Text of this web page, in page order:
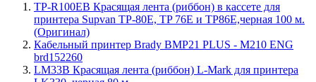
TP-R100EB Красящая лента (риббон) в кассете для
принтера Supvan TP-80E, TP 76E и TP86E,черная 100 м.
(Оригинал)
Кабельный принтер Brady BMP21 PLUS - M210 ENG
brd152260
LM33B Красящая лента (риббон) L-Mark для принтера